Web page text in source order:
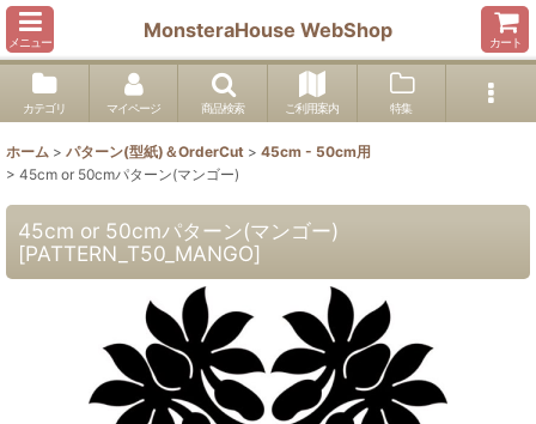
メニュー
MonsteraHouse WebShop
カート
カテゴリ マイページ 商品検索 ご利用案内 特集
ホーム > パターン(型紙)＆OrderCut > 45cm - 50cm用
> 45cm or 50cmパターン(マンゴー)
45cm or 50cmパターン(マンゴー)
[PATTERN_T50_MANGO]